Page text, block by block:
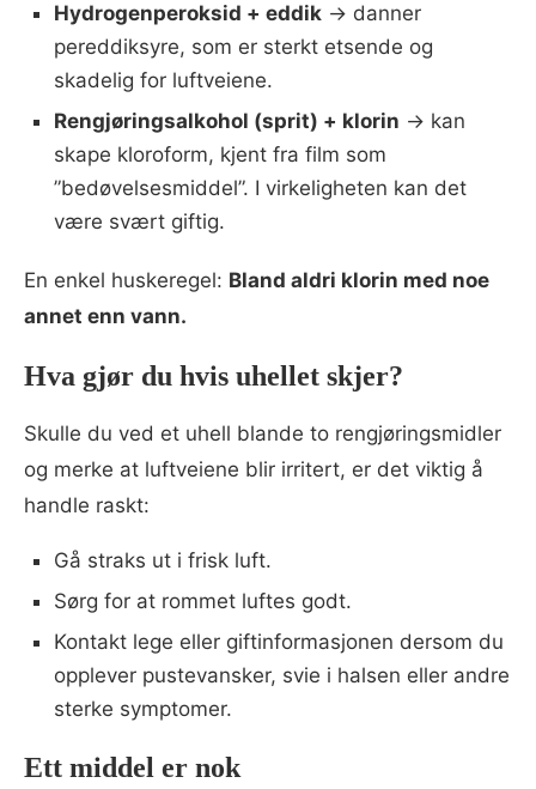
Hydrogenperoksid + eddik → danner
pereddiksyre, som er sterkt etsende og
skadelig for luftveiene.
Rengjøringsalkohol (sprit) + klorin → kan
skape kloroform, kjent fra film som
”bedøvelsesmiddel”. I virkeligheten kan det
være svært giftig.
En enkel huskeregel: Bland aldri klorin med noe
annet enn vann.
Hva gjør du hvis uhellet skjer?
Skulle du ved et uhell blande to rengjøringsmidler
og merke at luftveiene blir irritert, er det viktig å
handle raskt:
Gå straks ut i frisk luft.
Sørg for at rommet luftes godt.
Kontakt lege eller giftinformasjonen dersom du
opplever pustevansker, svie i halsen eller andre
sterke symptomer.
Ett middel er nok